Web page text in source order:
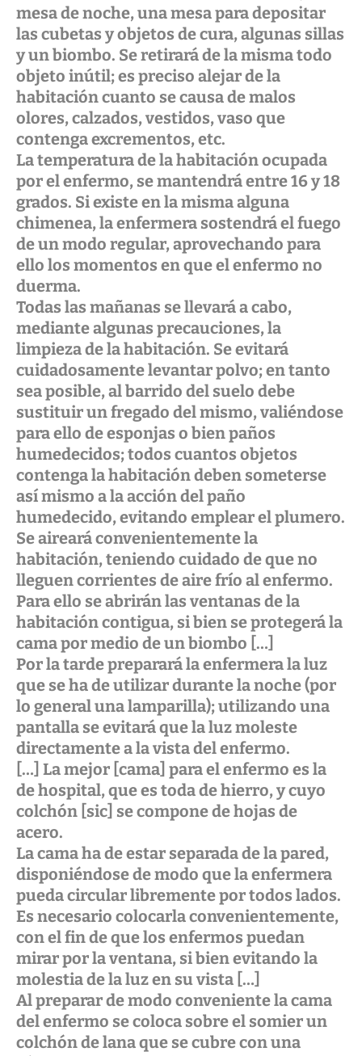
mesa de noche, una mesa para depositar
las cubetas y objetos de cura, algunas sillas
y un biombo. Se retirará de la misma todo
objeto inútil; es preciso alejar de la
habitación cuanto se causa de malos
olores, calzados, vestidos, vaso que
contenga excrementos, etc.
La temperatura de la habitación ocupada
por el enfermo, se mantendrá entre 16 y 18
grados. Si existe en la misma alguna
chimenea, la enfermera sostendrá el fuego
de un modo regular, aprovechando para
ello los momentos en que el enfermo no
duerma.
Todas las mañanas se llevará a cabo,
mediante algunas precauciones, la
limpieza de la habitación. Se evitará
cuidadosamente levantar polvo; en tanto
sea posible, al barrido del suelo debe
sustituir un fregado del mismo, valiéndose
para ello de esponjas o bien paños
humedecidos; todos cuantos objetos
contenga la habitación deben someterse
así mismo a la acción del paño
humedecido, evitando emplear el plumero.
Se aireará convenientemente la
habitación, teniendo cuidado de que no
lleguen corrientes de aire frío al enfermo.
Para ello se abrirán las ventanas de la
habitación contigua, si bien se protegerá la
cama por medio de un biombo […]
Por la tarde preparará la enfermera la luz
que se ha de utilizar durante la noche (por
lo general una lamparilla); utilizando una
pantalla se evitará que la luz moleste
directamente a la vista del enfermo.
[…] La mejor [cama] para el enfermo es la
de hospital, que es toda de hierro, y cuyo
colchón [sic] se compone de hojas de
acero.
La cama ha de estar separada de la pared,
disponiéndose de modo que la enfermera
pueda circular libremente por todos lados.
Es necesario colocarla convenientemente,
con el fin de que los enfermos puedan
mirar por la ventana, si bien evitando la
molestia de la luz en su vista […]
Al preparar de modo conveniente la cama
del enfermo se coloca sobre el somier un
colchón de lana que se cubre con una